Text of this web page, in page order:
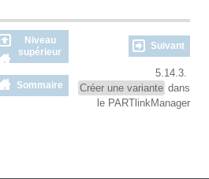
Niveau
supérieur
Suivant
Sommaire
5.14.3.
Créer une variante dans
le PARTlinkManager